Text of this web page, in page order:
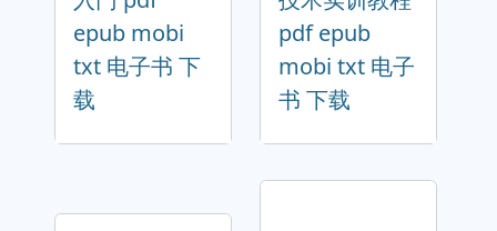
epub mobi
txt 电子书 下
载
pdf epub
mobi txt 电子
书 下载